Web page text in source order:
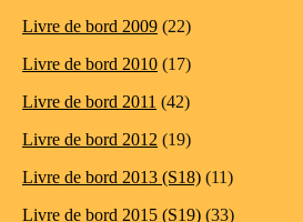
Livre de bord 2009 (22)
Livre de bord 2010 (17)
Livre de bord 2011 (42)
Livre de bord 2012 (19)
Livre de bord 2013 (S18) (11)
Livre de bord 2015 (S19) (33)